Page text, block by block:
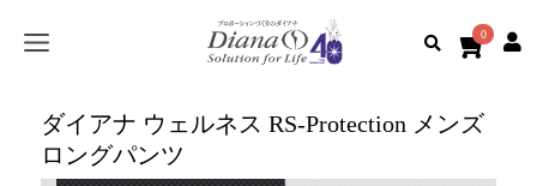
0
ダイアナ ウェルネス RS-Protection メンズ
ロングパンツ